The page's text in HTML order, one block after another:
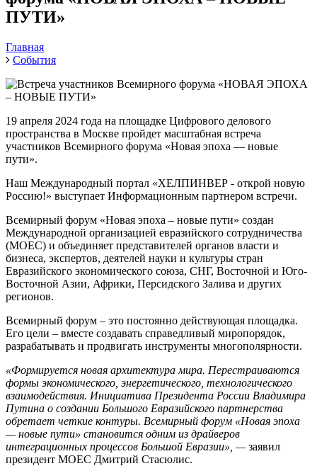
ПУТИ»
Главная
События
19 апреля 2024 года на площадке Цифрового делового
пространства в Москве пройдет масштабная встреча
участников Всемирного форума «Новая эпоха — новые
пути».
Наш Международный портал «ХЕЛПИНВЕР - открой новую
Россию!» выступает Информационным партнером встречи.
Всемирный форум «Новая эпоха – новые пути» создан
Международной организацией евразийского сотрудничества
(МОЕС) и объединяет представителей органов власти и
бизнеса, экспертов, деятелей науки и культуры стран
Евразийского экономического союза, СНГ, Восточной и Юго-
Восточной Азии, Африки, Персидского Залива и других
регионов.
Всемирный форум – это постоянно действующая площадка.
Его цели – вместе создавать справедливый миропорядок,
разрабатывать и продвигать инструменты многополярности.
«Формируется новая архитектура мира. Перестраиваются
формы экономического, энергетического, технологического
взаимодействия. Инициатива Президента России Владимира
Путина о создании Большого Евразийского партнерства
обретает четкие контуры. Всемирный форум «Новая эпоха
— новые пути» становится одним из драйверов
интеграционных процессов Большой Евразии», —заявил
президент МОЕС Дмитрий Стасюлис.